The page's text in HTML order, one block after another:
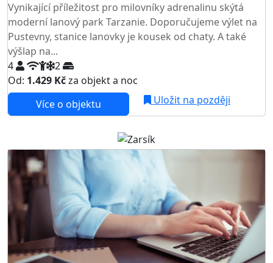
Vynikající příležitost pro milovníky adrenalinu skýtá
moderní lanový park Tarzanie. Doporučujeme výlet na
Pustevny, stanice lanovky je kousek od chaty. A také
výšlap na...
4
2
Od: 1.429 Kčza objekt a noc
Více o objektu Uložit na později